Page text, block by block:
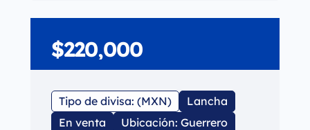
$220,000
Tipo de divisa: (MXN)
Lancha
En venta
Ubicación: Guerrero